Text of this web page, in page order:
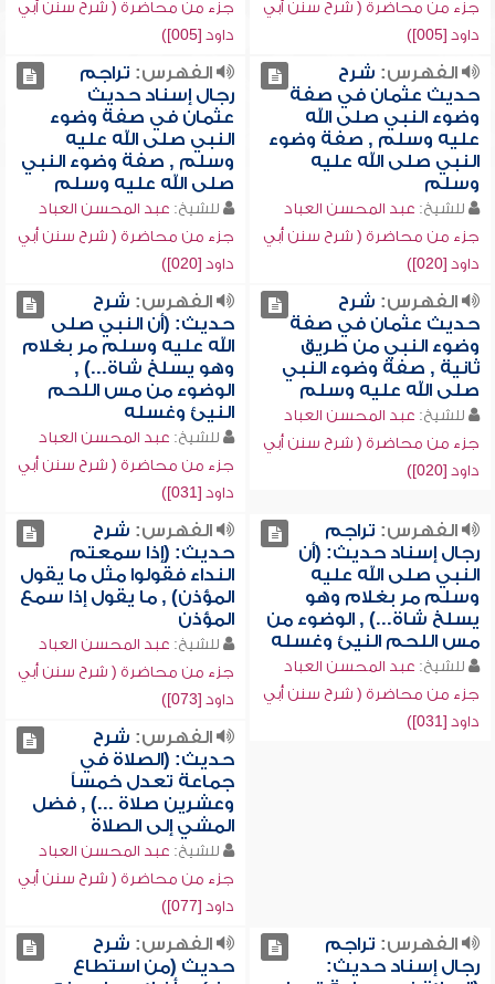
جزء من محاضرة ( شرح سنن أبي
داود [005])
جزء من محاضرة ( شرح سنن أبي
داود [005])
الفهرس: شرح
حديث عثمان في صفة
وضوء النبي صلى الله
عليه وسلم , صفة وضوء
النبي صلى الله عليه
وسلم
للشيخ: عبد المحسن العباد
جزء من محاضرة ( شرح سنن أبي
داود [020])
الفهرس: تراجم
رجال إسناد حديث
عثمان في صفة وضوء
النبي صلى الله عليه
وسلم , صفة وضوء النبي
صلى الله عليه وسلم
للشيخ: عبد المحسن العباد
جزء من محاضرة ( شرح سنن أبي
داود [020])
الفهرس: شرح
حديث عثمان في صفة
وضوء النبي من طريق
ثانية , صفة وضوء النبي
صلى الله عليه وسلم
للشيخ: عبد المحسن العباد
جزء من محاضرة ( شرح سنن أبي
داود [020])
الفهرس: شرح
حديث: (أن النبي صلى
الله عليه وسلم مر بغلام
وهو يسلخ شاة...) ,
الوضوء من مس اللحم
النيئ وغسله
للشيخ: عبد المحسن العباد
جزء من محاضرة ( شرح سنن أبي
داود [031])
الفهرس: تراجم
رجال إسناد حديث: (أن
النبي صلى الله عليه
وسلم مر بغلام وهو
يسلخ شاة...) , الوضوء من
مس اللحم النيئ وغسله
للشيخ: عبد المحسن العباد
جزء من محاضرة ( شرح سنن أبي
داود [031])
الفهرس: شرح
حديث: (إذا سمعتم
النداء فقولوا مثل ما يقول
المؤذن) , ما يقول إذا سمع
المؤذن
للشيخ: عبد المحسن العباد
جزء من محاضرة ( شرح سنن أبي
داود [073])
الفهرس: شرح
حديث: (الصلاة في
جماعة تعدل خمساً
وعشرين صلاة ...) , فضل
المشي إلى الصلاة
للشيخ: عبد المحسن العباد
جزء من محاضرة ( شرح سنن أبي
داود [077])
الفهرس: تراجم
رجال إسناد حديث:
الفهرس: شرح
حديث (من استطاع